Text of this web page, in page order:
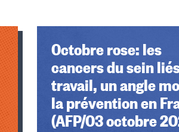
Octobre rose: les
cancers du sein
travail, un angle
la prévention en
(AFP/03 octobre